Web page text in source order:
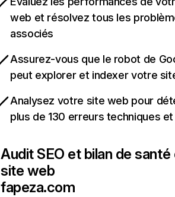
web et résolvez tous les
associés
Assurez-vous que le robot de
peut explorer et indexer votre
Analysez votre site web pour
plus de 130 erreurs techniques et
Audit SEO et bilan de santé
site web
fapeza.com